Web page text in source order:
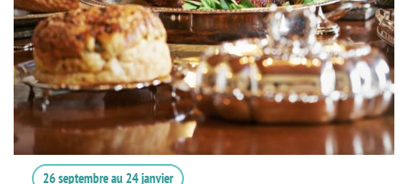
26 septembreau 24 janvier